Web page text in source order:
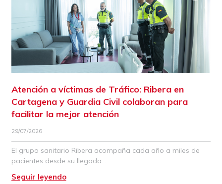
Atención a víctimas de Tráfico: Ribera en
Cartagena y Guardia Civil colaboran para
facilitar la mejor atención
29/07/2026
El grupo sanitario Ribera acompaña cada año a miles de
pacientes desde su llegada
Seguir leyendo